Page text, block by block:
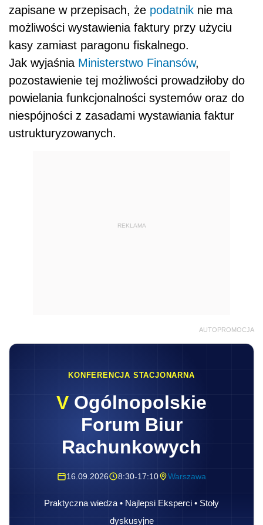
zapisane w przepisach, że podatnik nie ma
możliwości wystawienia faktury przy użyciu
kasy zamiast paragonu fiskalnego.
Jak wyjaśnia Ministerstwo Finansów,
pozostawienie tej możliwości prowadziłoby do
powielania funkcjonalności systemów oraz do
niespójności z zasadami wystawiania faktur
ustrukturyzowanych.
REKLAMA
AUTOPROMOCJA
KONFERENCJA STACJONARNA
V Ogólnopolskie
Forum Biur
Rachunkowych
16.09.2026 8:30-17:10 Warszawa
Praktyczna wiedza • Najlepsi Eksperci • Stoły
dyskusyjne